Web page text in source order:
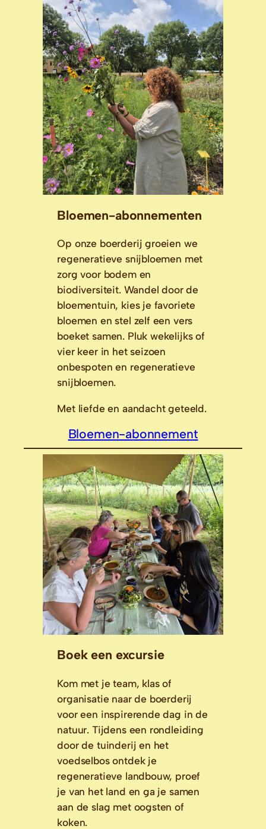
Bloemen-abonnementen
Op onze boerderij groeien we
regeneratieve snijbloemen met
zorg voor bodem en
biodiversiteit. Wandel door de
bloementuin, kies je favoriete
bloemen en stel zelf een vers
boeket samen. Pluk wekelijks of
vier keer in het seizoen
onbespoten en regeneratieve
snijbloemen.
Met liefde en aandacht geteeld.
Bloemen-abonnement
Boek een excursie
Kom met je team, klas of
organisatie naar de boerderij
voor een inspirerende dag in de
natuur. Tijdens een rondleiding
door de tuinderij en het
voedselbos ontdek je
regeneratieve landbouw, proef
je van het land en ga je samen
aan de slag met oogsten of
koken.